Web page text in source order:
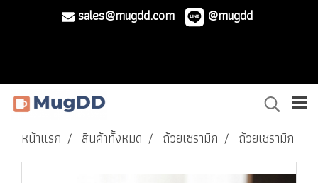
sales@mugdd.com @mugdd
หน้าแรก สินค้าทั้งหมด ถ้วยเซรามิก ถ้วยเซรามิก